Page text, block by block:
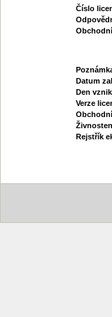
Číslo
Datum
Den
Verze
Rejstřík